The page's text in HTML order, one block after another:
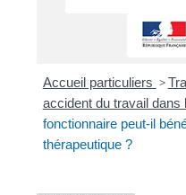
Accueil particuliers >
accident du travail dans
fonctionnaire peut-il
thérapeutique ?